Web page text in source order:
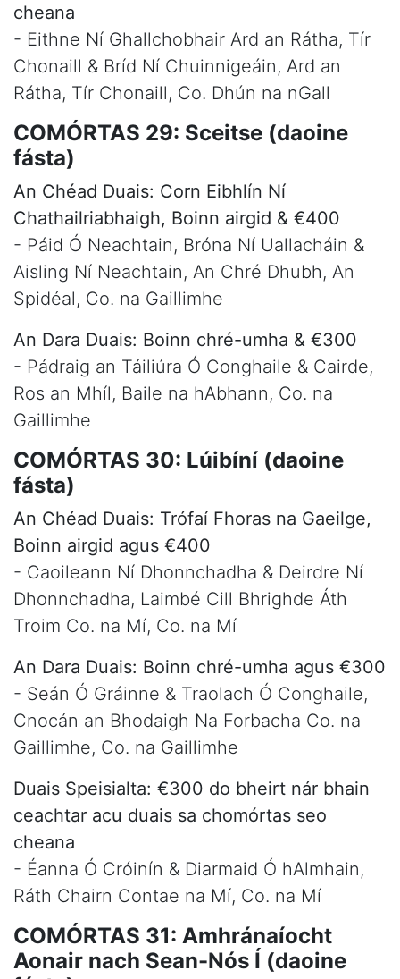
cheana
- Eithne Ní Ghallchobhair Ard an Rátha, Tír
Chonaill & Bríd Ní Chuinnigeáin, Ard an
Rátha, Tír Chonaill, Co. Dhún na nGall
COMÓRTAS 29: Sceitse (daoine
fásta)
An Chéad Duais: Corn Eibhlín Ní
Chathailriabhaigh, Boinn airgid & €400
- Páid Ó Neachtain, Bróna Ní Uallacháin &
Aisling Ní Neachtain, An Chré Dhubh, An
Spidéal, Co. na Gaillimhe
An Dara Duais: Boinn chré-umha & €300
- Pádraig an Táiliúra Ó Conghaile & Cairde,
Ros an Mhíl, Baile na hAbhann, Co. na
Gaillimhe
COMÓRTAS 30: Lúibíní (daoine
fásta)
An Chéad Duais: Trófaí Fhoras na Gaeilge,
Boinn airgid agus €400
- Caoileann Ní Dhonnchadha & Deirdre Ní
Dhonnchadha, Laimbé Cill Bhrighde Áth
Troim Co. na Mí, Co. na Mí
An Dara Duais: Boinn chré-umha agus €300
- Seán Ó Gráinne & Traolach Ó Conghaile,
Cnocán an Bhodaigh Na Forbacha Co. na
Gaillimhe, Co. na Gaillimhe
Duais Speisialta: €300 do bheirt nár bhain
ceachtar acu duais sa chomórtas seo
cheana
- Éanna Ó Cróinín & Diarmaid Ó hAlmhain,
Ráth Chairn Contae na Mí, Co. na Mí
COMÓRTAS 31: Amhránaíocht
Aonair nach Sean-Nós Í (daoine